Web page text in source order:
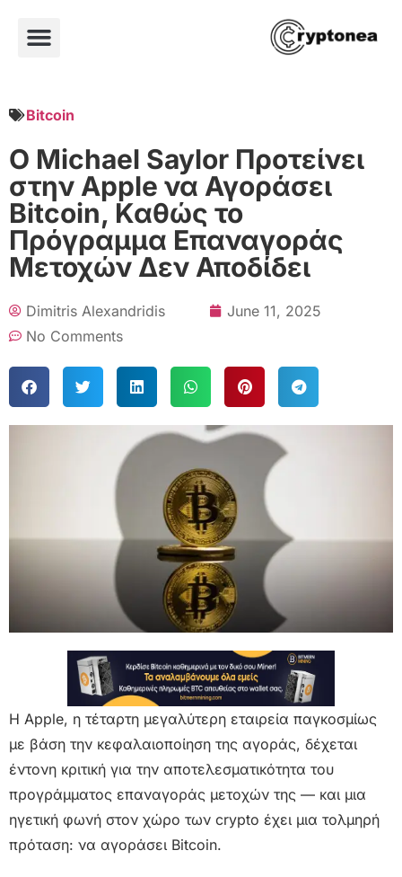
Bitcoin
Ο Michael Saylor Προτείνει
στην Apple να Αγοράσει
Bitcoin, Καθώς το
Πρόγραμμα Επαναγοράς
Μετοχών Δεν Αποδίδει
Dimitris Alexandridis
June 11, 2025
No Comments
Η Apple, η τέταρτη μεγαλύτερη εταιρεία παγκοσμίως
με βάση την κεφαλαιοποίηση της αγοράς, δέχεται
έντονη κριτική για την αποτελεσματικότητα του
προγράμματος επαναγοράς μετοχών της — και μια
ηγετική φωνή στον χώρο των crypto έχει μια τολμηρή
πρόταση: να αγοράσει Bitcoin.